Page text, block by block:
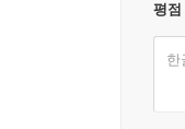
평점
한